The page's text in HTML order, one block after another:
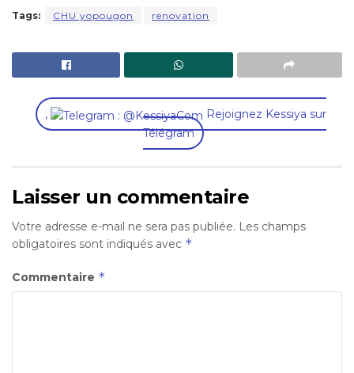
Tags: CHU yopougon renovation
,
Rejoignez Kessiya sur
Télégram
Laisser un commentaire
Votre adresse e-mail ne sera pas publiée. Les champs
obligatoires sont indiqués avec *
Commentaire *